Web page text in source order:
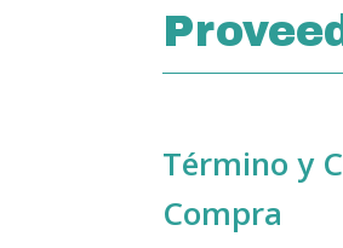
Término y
Compra